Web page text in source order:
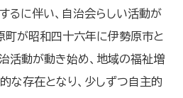
るに伴い、自治会らしい活動が
町が昭和四十六年に伊勢原市と
活動が動き始め、地域の福祉増
な存在となり、少しずつ自主的